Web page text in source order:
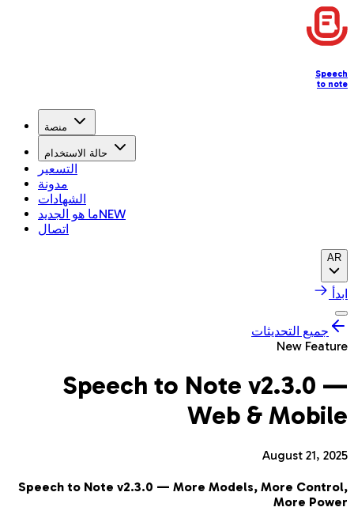
Speech
to note
منصة
حالة الاستخدام
التسعير
مدونة
الشهادات
ما هو الجديدNEW
اتصال
AR
ابدأ
جميع التحديثات
New Feature
Speech to Note v2.3.0 —
Web & Mobile
August 21, 2025
Speech to Note v2.3.0 — More Models, More Control,
More Power